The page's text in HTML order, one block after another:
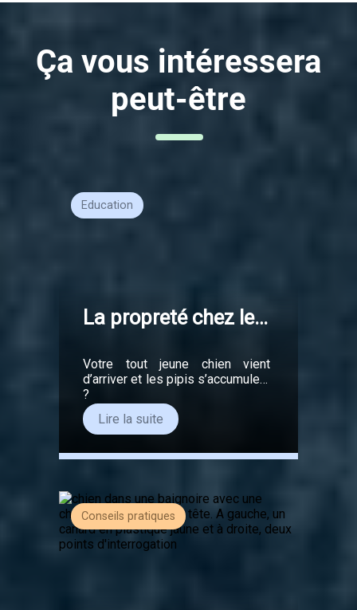
Ça vous intéressera
peut-être
Education
La propreté chez le
Votre tout jeune chien vient
d’arriver et les pipis s’accumulent
?
Lire la suite
Conseils pratiques